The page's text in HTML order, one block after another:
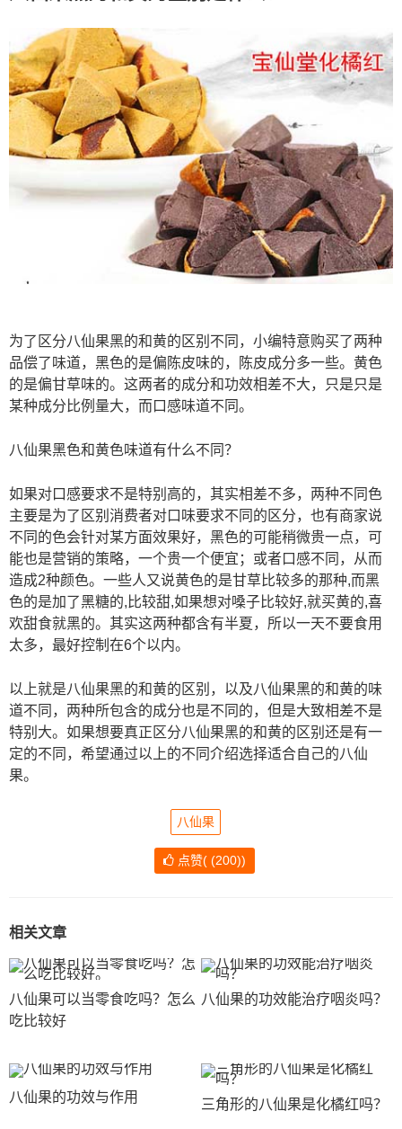
为了区分八仙果黑的和黄的区别不同，小编特意购买了两种
品偿了味道，黑色的是偏陈皮味的，陈皮成分多一些。黄色
的是偏甘草味的。这两者的成分和功效相差不大，只是只是
某种成分比例量大，而口感味道不同。
八仙果黑色和黄色味道有什么不同？
如果对口感要求不是特别高的，其实相差不多，两种不同色
主要是为了区别消费者对口味要求不同的区分，也有商家说
不同的色会针对某方面效果好，黑色的可能稍微贵一点，可
能也是营销的策略，一个贵一个便宜；或者口感不同，从而
造成2种颜色。一些人又说黄色的是甘草比较多的那种,而黑
色的是加了黑糖的,比较甜,如果想对嗓子比较好,就买黄的,喜
欢甜食就黑的。其实这两种都含有半夏，所以一天不要食用
太多，最好控制在6个以内。
以上就是八仙果黑的和黄的区别，以及八仙果黑的和黄的味
道不同，两种所包含的成分也是不同的，但是大致相差不是
特别大。如果想要真正区分八仙果黑的和黄的区别还是有一
定的不同，希望通过以上的不同介绍选择适合自己的八仙
果。
八仙果
点赞( (200))
相关文章
八仙果可以当零食吃吗？怎么
吃比较好
八仙果的功效能治疗咽炎吗？
八仙果的功效与作用 三角形的八仙果是化橘红吗？